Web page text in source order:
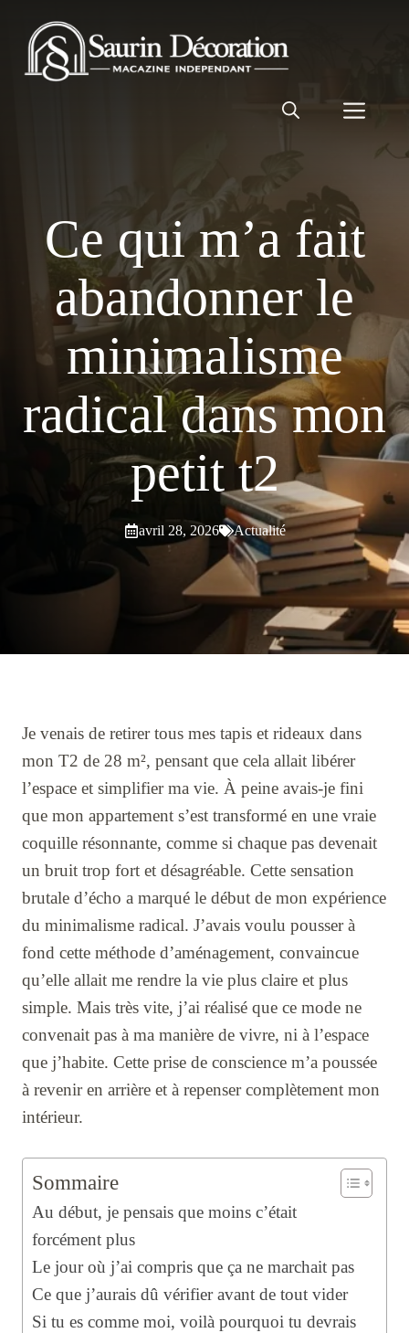
contenu
Ce qui m’a fait
abandonner le
minimalisme
radical dans mon
petit t2
avril 28, 2026 Actualité
Je venais de retirer tous mes tapis et rideaux dans
mon T2 de 28 m², pensant que cela allait libérer
l’espace et simplifier ma vie. À peine avais-je fini
que mon appartement s’est transformé en une vraie
coquille résonnante, comme si chaque pas devenait
un bruit trop fort et désagréable. Cette sensation
brutale d’écho a marqué le début de mon expérience
du minimalisme radical. J’avais voulu pousser à
fond cette méthode d’aménagement, convaincue
qu’elle allait me rendre la vie plus claire et plus
simple. Mais très vite, j’ai réalisé que ce mode ne
convenait pas à ma manière de vivre, ni à l’espace
que j’habite. Cette prise de conscience m’a poussée
à revenir en arrière et à repenser complètement mon
intérieur.
Sommaire
Au début, je pensais que moins c’était
forcément plus
Le jour où j’ai compris que ça ne marchait pas
Ce que j’aurais dû vérifier avant de tout vider
Si tu es comme moi, voilà pourquoi tu devrais